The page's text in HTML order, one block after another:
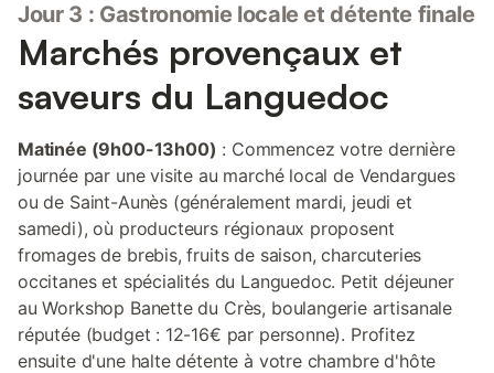
Jour 3 : Gastronomie locale et détente finale
Marchés provençaux et
saveurs du Languedoc
Matinée (9h00-13h00) : Commencez votre dernière
journée par une visite au marché local de Vendargues
ou de Saint-Aunès (généralement mardi, jeudi et
samedi), où producteurs régionaux proposent
fromages de brebis, fruits de saison, charcuteries
occitanes et spécialités du Languedoc. Petit déjeuner
au Workshop Banette du Crès, boulangerie artisanale
réputée (budget : 12-16€ par personne). Profitez
ensuite d'une halte détente à votre chambre d'hôte